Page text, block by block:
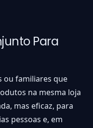
Para
ou familiares que
na mesma loja
mas eficaz, para
pessoas e, em